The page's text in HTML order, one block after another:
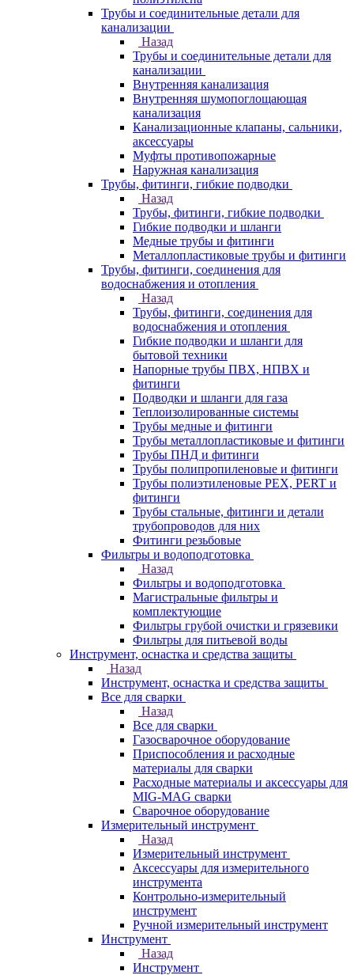
Трубы и соединительные детали для
канализации
Назад
Трубы и соединительные детали для
канализации
Внутренняя канализация
Внутренняя шумопоглощающая
канализация
Канализационные клапаны, сальники,
аксессуары
Муфты противопожарные
Наружная канализация
Трубы, фитинги, гибкие подводки
Назад
Трубы, фитинги, гибкие подводки
Гибкие подводки и шланги
Медные трубы и фитинги
Металлопластиковые трубы и фитинги
Трубы, фитинги, соединения для
водоснабжения и отопления
Назад
Трубы, фитинги, соединения для
водоснабжения и отопления
Гибкие подводки и шланги для
бытовой техники
Напорные трубы ПВХ, НПВХ и
фитинги
Подводки и шланги для газа
Теплоизолированные системы
Трубы медные и фитинги
Трубы металлопластиковые и фитинги
Трубы ПНД и фитинги
Трубы полипропиленовые и фитинги
Трубы полиэтиленовые PEX, PERT и
фитинги
Трубы стальные, фитинги и детали
трубопроводов для них
Фитинги резьбовые
Фильтры и водоподготовка
Назад
Фильтры и водоподготовка
Магистральные фильтры и
комплектующие
Фильтры грубой очистки и грязевики
Фильтры для питьевой воды
Инструмент, оснастка и средства защиты
Назад
Инструмент, оснастка и средства защиты
Все для сварки
Назад
Все для сварки
Газосварочное оборудование
Приспособления и расходные
материалы для сварки
Расходные материалы и аксессуары для
MIG-MAG сварки
Сварочное оборудование
Измерительный инструмент
Назад
Измерительный инструмент
Аксессуары для измерительного
инструмента
Контрольно-измерительный
инструмент
Ручной измерительный инструмент
Инструмент
Назад
Инструмент